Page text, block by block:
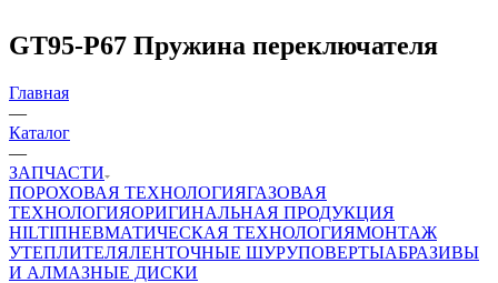
GT95-P67 Пружина переключателя
Главная
—
Каталог
—
ЗАПЧАСТИ
ПОРОХОВАЯ ТЕХНОЛОГИЯГАЗОВАЯ
ТЕХНОЛОГИЯОРИГИНАЛЬНАЯ ПРОДУКЦИЯ
HILTIПНЕВМАТИЧЕСКАЯ ТЕХНОЛОГИЯМОНТАЖ
УТЕПЛИТЕЛЯЛЕНТОЧНЫЕ ШУРУПОВЕРТЫАБРАЗИВЫ
И АЛМАЗНЫЕ ДИСКИ